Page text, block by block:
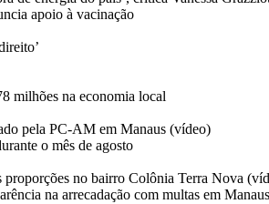
apoio à vacinação
milhões na economia local
pela PC-AM em Manaus (vídeo)
o mês de agosto
proporções no bairro Colônia Terra Nova
na arrecadação com multas em Manaus